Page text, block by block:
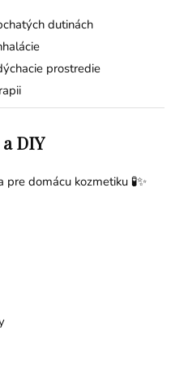
dutinách
prostredie
DIY
domácu kozmetiku 🧪✨